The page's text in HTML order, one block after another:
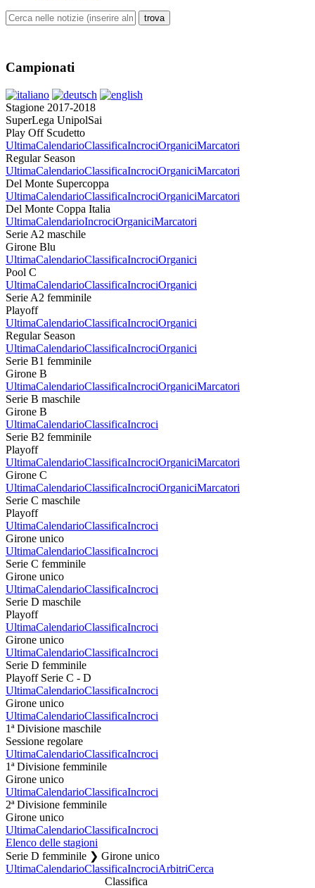
Campionati
Stagione 2017-2018
SuperLega UnipolSai
Play Off Scudetto
UltimaCalendarioClassificaIncrociOrganiciMarcatori
Regular Season
UltimaCalendarioClassificaIncrociOrganiciMarcatori
Del Monte Supercoppa
UltimaCalendarioClassificaIncrociOrganiciMarcatori
Del Monte Coppa Italia
UltimaCalendarioIncrociOrganiciMarcatori
Serie A2 maschile
Girone Blu
UltimaCalendarioClassificaIncrociOrganici
Pool C
UltimaCalendarioClassificaIncrociOrganici
Serie A2 femminile
Playoff
UltimaCalendarioClassificaIncrociOrganici
Regular Season
UltimaCalendarioClassificaIncrociOrganici
Serie B1 femminile
Girone B
UltimaCalendarioClassificaIncrociOrganiciMarcatori
Serie B maschile
Girone B
UltimaCalendarioClassificaIncroci
Serie B2 femminile
Playoff
UltimaCalendarioClassificaIncrociOrganiciMarcatori
Girone C
UltimaCalendarioClassificaIncrociOrganiciMarcatori
Serie C maschile
Playoff
UltimaCalendarioClassificaIncroci
Girone unico
UltimaCalendarioClassificaIncroci
Serie C femminile
Girone unico
UltimaCalendarioClassificaIncroci
Serie D maschile
Playoff
UltimaCalendarioClassificaIncroci
Girone unico
UltimaCalendarioClassificaIncroci
Serie D femminile
Playoff Serie C - D
UltimaCalendarioClassificaIncroci
Girone unico
UltimaCalendarioClassificaIncroci
1ª Divisione maschile
Sessione regolare
UltimaCalendarioClassificaIncroci
1ª Divisione femminile
Girone unico
UltimaCalendarioClassificaIncroci
2ª Divisione femminile
Girone unico
UltimaCalendarioClassificaIncroci
Elenco delle stagioni
Serie D femminile ❯ Girone unico
UltimaCalendarioClassificaIncrociArbitriCerca
Classifica